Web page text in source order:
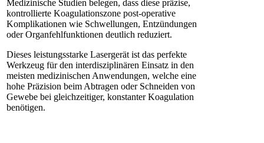
Medizinische Studien belegen, dass diese präzise,
kontrollierte Koagulationszone post-operative
Komplikationen wie Schwellungen, Entzündungen
oder Organfehlfunktionen deutlich reduziert.
Dieses leistungsstarke Lasergerät ist das perfekte
Werkzeug für den interdisziplinären Einsatz in den
meisten medizinischen Anwendungen, welche eine
hohe Präzision beim Abtragen oder Schneiden von
Gewebe bei gleichzeitiger, konstanter Koagulation
benötigen.